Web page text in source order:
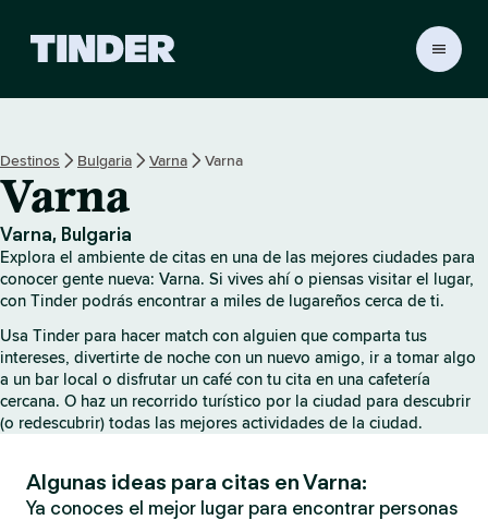
o
i
n
d
r
Destinos Bulgaria Varna Varna
Varna
Varna, Bulgaria
Explora el ambiente de citas en una de las mejores ciudades para
conocer gente nueva: Varna. Si vives ahí o piensas visitar el lugar,
con Tinder podrás encontrar a miles de lugareños cerca de ti.
Usa Tinder para hacer match con alguien que comparta tus
intereses, divertirte de noche con un nuevo amigo, ir a tomar algo
a un bar local o disfrutar un café con tu cita en una cafetería
cercana. O haz un recorrido turístico por la ciudad para descubrir
(o redescubrir) todas las mejores actividades de la ciudad.
Algunas ideas para citas en Varna:
Ya conoces el mejor lugar para encontrar personas